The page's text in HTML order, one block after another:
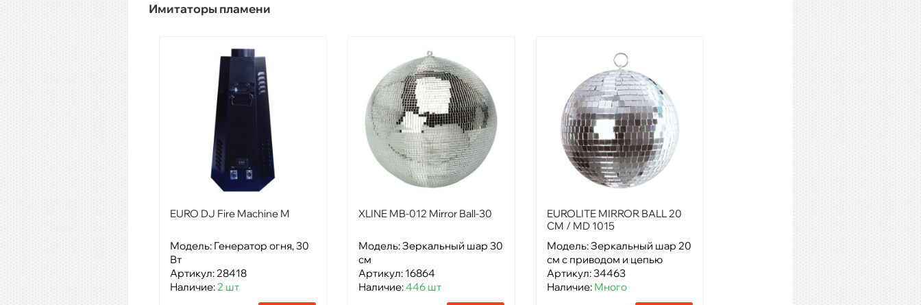
Имитаторы пламени
EURO DJ Fire Machine M
Модель: Генератор огня, 30
Вт
Артикул: 28418
Наличие: 2 шт
XLINE MB-012 Mirror Ball-30
Модель: Зеркальный шар 30
см
Артикул: 16864
Наличие:446 шт
EUROLITE MIRROR BALL 20
CM / MD 1015
Модель: Зеркальный шар 20
см с приводом и цепью
Артикул: 34463
Наличие: Много